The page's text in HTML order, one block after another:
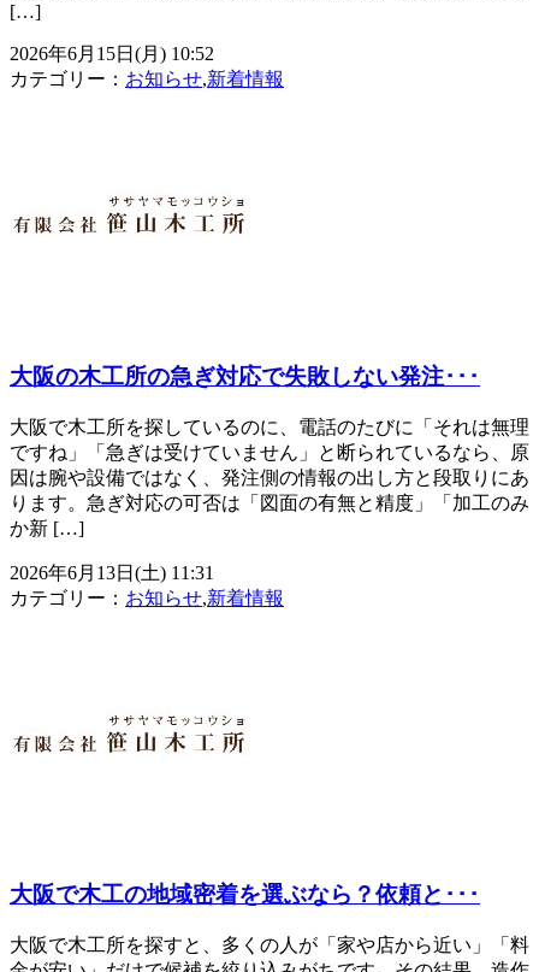
[…]
2026年6月15日(月) 10:52
カテゴリー： お知らせ,新着情報
大阪の木工所の急ぎ対応で失敗しない発注･･･
大阪で木工所を探しているのに、電話のたびに「それは無理
ですね」「急ぎは受けていません」と断られているなら、原
因は腕や設備ではなく、発注側の情報の出し方と段取りにあ
ります。急ぎ対応の可否は「図面の有無と精度」「加工のみ
か新 […]
2026年6月13日(土) 11:31
カテゴリー： お知らせ,新着情報
大阪で木工の地域密着を選ぶなら？依頼と･･･
大阪で木工所を探すと、多くの人が「家や店から近い」「料